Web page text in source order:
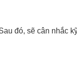
đó, sẽ cân nhắc